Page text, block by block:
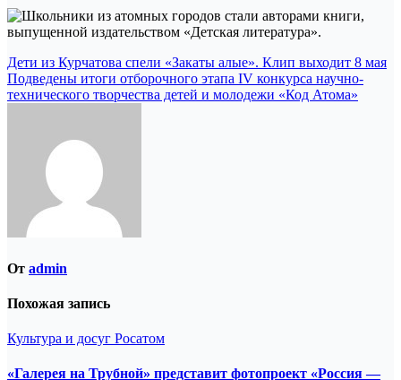
Навигация
по
Дети из Курчатова спели «Закаты алые». Клип выходит 8 мая
Подведены итоги отборочного этапа IV конкурса научно-
технического творчества детей и молодежи «Код Атома»
От admin
Похожая запись
Культура и досуг Росатом
«Галерея на Трубной» представит фотопроект «Россия —